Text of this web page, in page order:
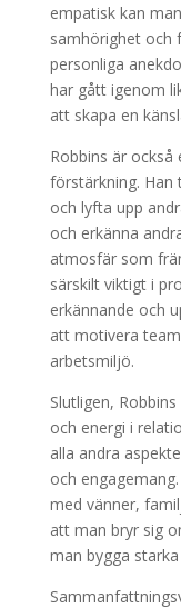
empatisk kan
samhörighet och
personliga
har gått igenom
att skapa en
Robbins är
förstärkning.
och lyfta upp
och erkänna
atmosfär som
särskilt viktigt i
erkännande och
att motivera
arbetsmiljö.
Slutligen,
och energi i
alla andra
och
med vänner,
att man bryr sig
man bygga